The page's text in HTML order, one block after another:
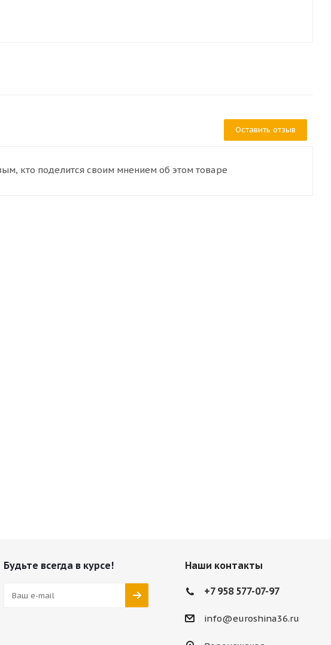
Оставить отзыв
кто поделится своим мнением об этом товаре
Будьте всегда в курсе! Наши контакты
+7 958 577-07-97
info@euroshina36.ru